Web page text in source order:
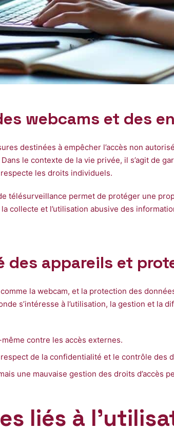
webcams et des
destinées à empêcher l’accès non
le contexte de la vie privée, il s’agit de
les droits individuels.
télésurveillance permet de protéger une
collecte et l’utilisation abusive des
des appareils et
la webcam, et la protection des
s’intéresse à l’utilisation, la gestion et la
contre les accès externes.
de la confidentialité et le contrôle des
une mauvaise gestion des droits d’accès
liés à